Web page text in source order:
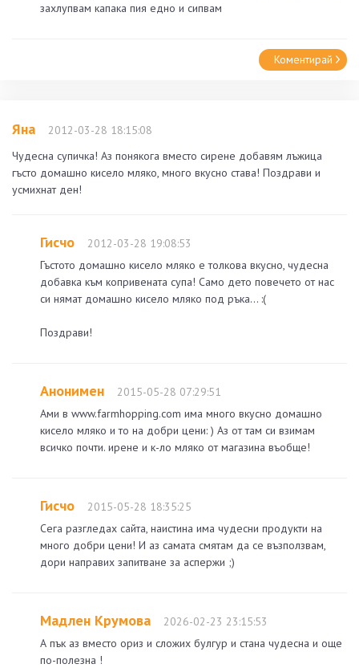
захлупвам капака пия едно и сипвам
Коментирай
Яна
2012-03-28 18:15:08
Чудесна супичка! Аз понякога вместо сирене добавям лъжица
гъсто домашно кисело мляко, много вкусно става! Поздрави и
усмихнат ден!
Гисчо
2012-03-28 19:08:53
Гъстото домашно кисело мляко е толкова вкусно, чудесна
добавка към копривената супа! Само дето повечето от нас
си нямат домашно кисело мляко под ръка... :(
Поздрави!
Анонимен
2015-05-28 07:29:51
Ами в www.farmhopping.com има много вкусно домашно
кисело мляко и то на добри цени: ) Аз от там си взимам
всичко почти. ирене и к-ло мляко от магазина въобще!
Гисчо
2015-05-28 18:35:25
Сега разгледах сайта, наистина има чудесни продукти на
много добри цени! И аз самата смятам да се възползвам,
дори направих запитване за аспержи ;)
Мадлен Крумова
2026-02-23 23:15:53
А пък аз вместо ориз и сложих булгур и стана чудесна и още
по-полезна !